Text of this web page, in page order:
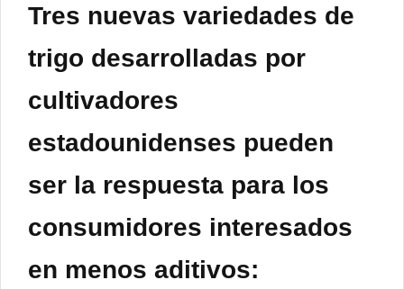
Tres nuevas variedades de
trigo desarrolladas por
cultivadores
estadounidenses pueden
ser la respuesta para los
consumidores interesados ​​
en menos aditivos: